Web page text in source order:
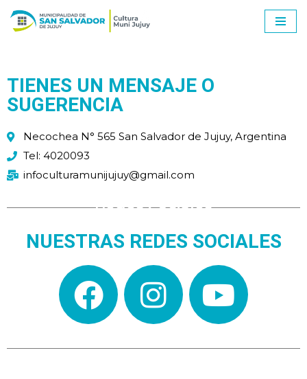
TIENES UN MENSAJE O
SUGERENCIA ​
Necochea N° 565 San Salvador de Jujuy, Argentina​
Tel: 4020093
infoculturamunijujuy@gmail.com​
Redes Sociales
NUESTRAS REDES SOCIALES